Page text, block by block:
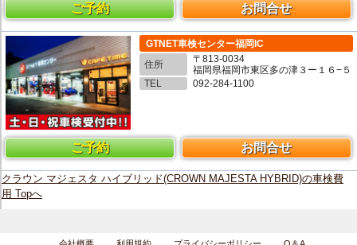
ご予約 お問合せ
GTNET車検センター福岡IC
住所
〒813-0034
福岡県福岡市東区多の津３ー１６−５
TEL
092-284-1100
ご予約 お問合せ
クラウン マジェスタ ハイブリッド(CROWN MAJESTA HYBRID)の車検費
用 Topへ